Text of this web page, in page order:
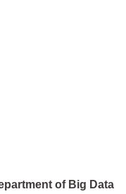
of Big Data